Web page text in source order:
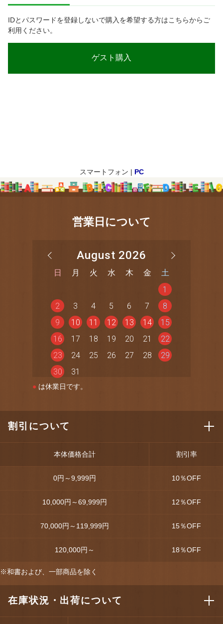
IDとパスワードを登録しないで購入を希望する方はこちらからご
利用ください。
スマートフォン | PC
営業日について
August 2026
日 月 火 水 木 金
土
1
2
3 4 5 6 7
8
9
10 11 12 13 14
15
16
17 18 19 20 21
22
23
24 25 26 27 28
29
30
31
● は休業日です。
割引について
本体価格合計 割引率
0円～9,999円 10％OFF
10,000円～69,999円 12％OFF
70,000円～119,999円 15％OFF
120,000円～ 18％OFF
※和書および、一部商品を除く
在庫状況・出荷について